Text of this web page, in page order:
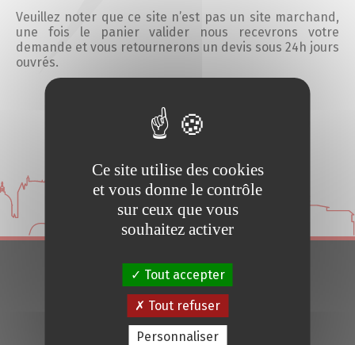
Particuliers
Catalogue
Analyse des besoins
Conseils et Astuces
Devis en 24H
Notre métier
Contact/magasins
Veuillez noter que ce site n’est pas un site marchand,
une fois le panier valider nous recevrons votre
demande et vous retournerons un devis sous 24h jours
ouvrés.
Ce site utilise des cookies
et vous donne le contrôle
sur ceux que vous
souhaitez activer
Tout accepter
Tout refuser
Personnaliser